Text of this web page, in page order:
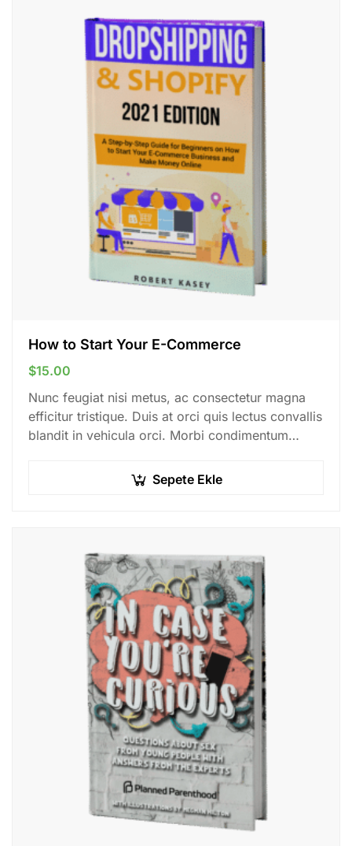
How to Start Your E-Commerce
$15.00
Nunc feugiat nisi metus, ac consectetur magna
efficitur tristique. Duis at orci quis lectus convallis
blandit in vehicula orci. Morbi condimentum
euismod placerat…
Sepete Ekle